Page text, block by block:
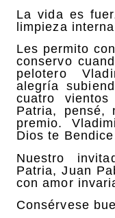
La vida es
limpieza
Les permito
conservo
pelotero
alegría
cuatro
Patria, pensé,
premio.
Dios te
Nuestro
Patria, Juan
con amor
Consérvese